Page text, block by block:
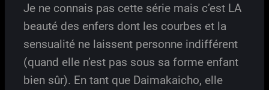
Je ne connais pas cette série mais c’est LA
beauté des enfers dont les courbes et la
sensualité ne laissent personne indifférent
(quand elle n’est pas sous sa forme enfant
bien sûr). En tant que Daimakaicho, elle